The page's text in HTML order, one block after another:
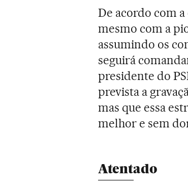
De acordo com
mesmo com a
assumindo os
seguirá
presidente do
prevista a
mas que essa
melhor e sem
Atentado